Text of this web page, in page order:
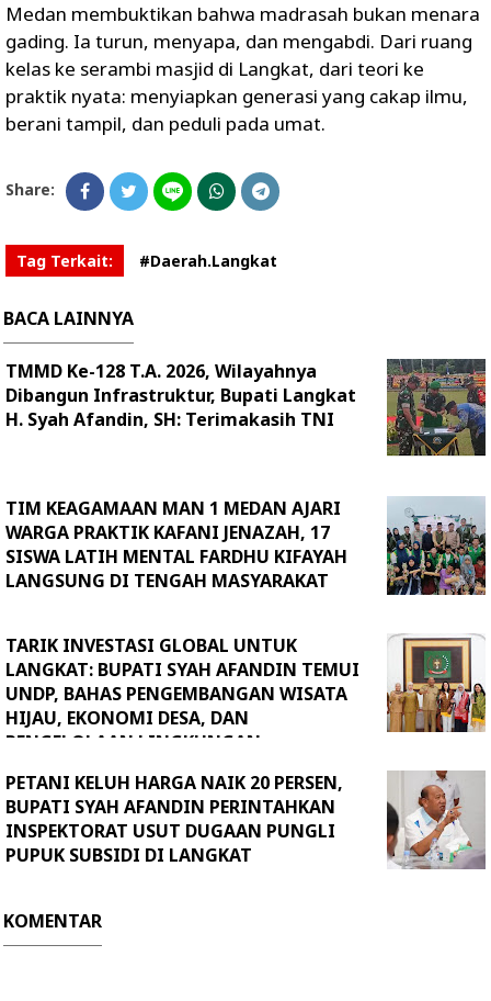
Medan membuktikan bahwa madrasah bukan menara
gading. Ia turun, menyapa, dan mengabdi. Dari ruang
kelas ke serambi masjid di Langkat, dari teori ke
praktik nyata: menyiapkan generasi yang cakap ilmu,
berani tampil, dan peduli pada umat.
Share:
Tag Terkait: #Daerah.Langkat
BACA LAINNYA
TMMD Ke-128 T.A. 2026, Wilayahnya
Dibangun Infrastruktur, Bupati Langkat
H. Syah Afandin, SH: Terimakasih TNI
TIM KEAGAMAAN MAN 1 MEDAN AJARI
WARGA PRAKTIK KAFANI JENAZAH, 17
SISWA LATIH MENTAL FARDHU KIFAYAH
LANGSUNG DI TENGAH MASYARAKAT
TARIK INVESTASI GLOBAL UNTUK
LANGKAT: BUPATI SYAH AFANDIN TEMUI
UNDP, BAHAS PENGEMBANGAN WISATA
HIJAU, EKONOMI DESA, DAN
PENGELOLAAN LINGKUNGAN
PETANI KELUH HARGA NAIK 20 PERSEN,
BUPATI SYAH AFANDIN PERINTAHKAN
INSPEKTORAT USUT DUGAAN PUNGLI
PUPUK SUBSIDI DI LANGKAT
KOMENTAR